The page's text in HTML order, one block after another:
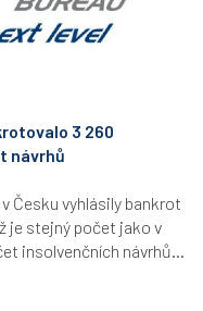
3 260
návrhů
Česku vyhlásily bankrot
je stejný počet jako v
insolvenčních návrhů...